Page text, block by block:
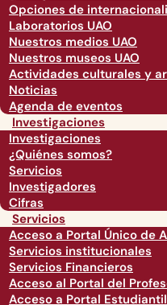
Opciones de
Laboratorios UAO
Nuestros medios UAO
Nuestros museos UAO
Actividades culturales y
Noticias
Agenda de eventos
Investigaciones
Investigaciones
¿Quiénes somos?
Servicios
Investigadores
Cifras
Servicios
Acceso a Portal Único de
Servicios institucionales
Servicios Financieros
Acceso al Portal del
Acceso a Portal Estudiantil